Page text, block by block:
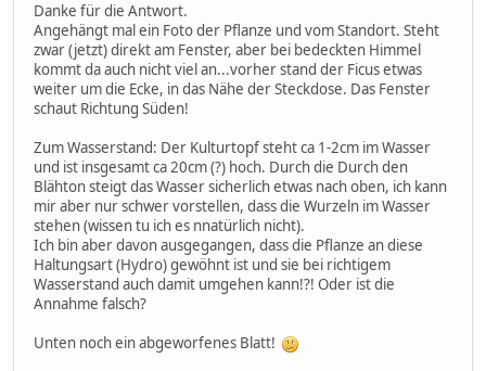
Danke für die Antwort.
Angehängt mal ein Foto der Pflanze und vom Standort. Steht
zwar (jetzt) direkt am Fenster, aber bei bedeckten Himmel
kommt da auch nicht viel an...vorher stand der Ficus etwas
weiter um die Ecke, in das Nähe der Steckdose. Das Fenster
schaut Richtung Süden!
Zum Wasserstand: Der Kulturtopf steht ca 1-2cm im Wasser
und ist insgesamt ca 20cm (?) hoch. Durch die Durch den
Blähton steigt das Wasser sicherlich etwas nach oben, ich kann
mir aber nur schwer vorstellen, dass die Wurzeln im Wasser
stehen (wissen tu ich es nnatürlich nicht).
Ich bin aber davon ausgegangen, dass die Pflanze an diese
Haltungsart (Hydro) gewöhnt ist und sie bei richtigem
Wasserstand auch damit umgehen kann!?! Oder ist die
Annahme falsch?
Unten noch ein abgeworfenes Blatt!